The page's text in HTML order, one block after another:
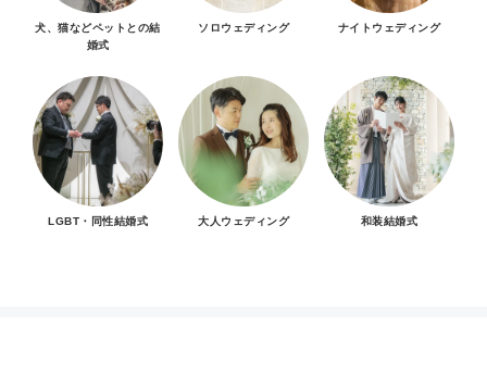
犬、猫などペットとの結
婚式
ソロウェディング ナイトウェディング
LGBT・同性結婚式 大人ウェディング 和装結婚式